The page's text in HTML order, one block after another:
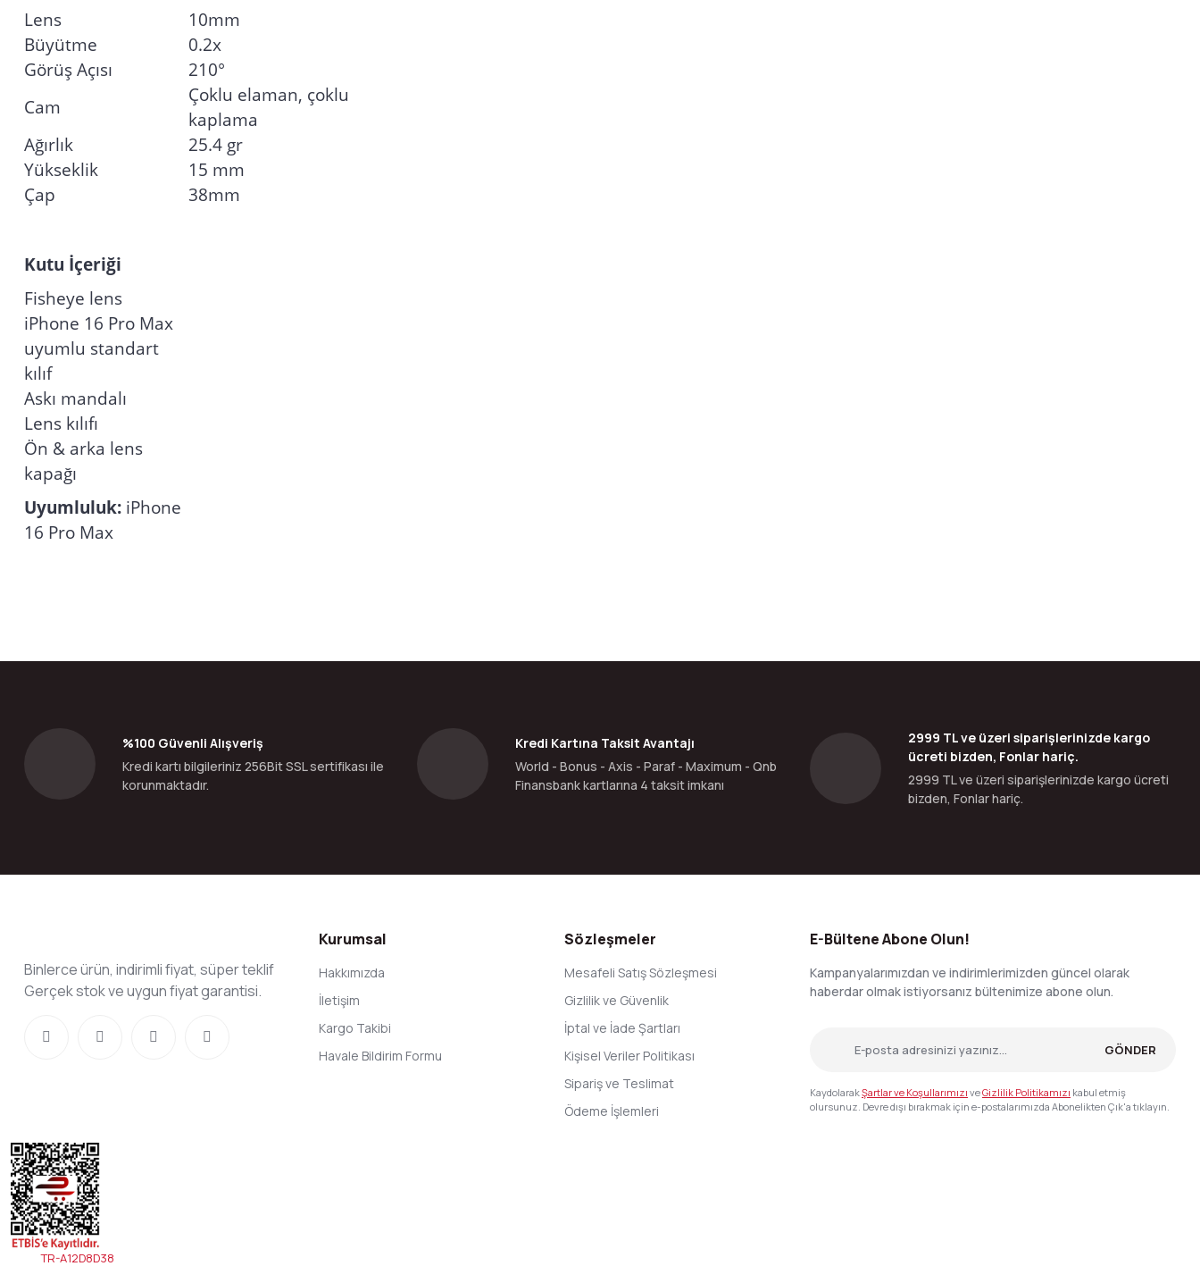
Lens
10mm
Büyütme
0.2x
Görüş Açısı
210°
Cam
Çoklu elaman, çoklu
kaplama
Ağırlık
25.4 gr
Yükseklik
15 mm
Çap
38mm
Kutu İçeriği
Fisheye lens
iPhone 16 Pro Max
uyumlu standart
kılıf
Askı mandalı
Lens kılıfı
Ön & arka lens
kapağı
Uyumluluk: iPhone
16 Pro Max
Ürün fiyatı diğer sitelerden daha pahalı.
Bu ürüne benzer farklı alternatifler olmalı.
%100 Güvenli Alışveriş
Kredi kartı bilgileriniz 256Bit SSL sertifikası ile
korunmaktadır.
Kredi Kartına Taksit Avantajı
World - Bonus - Axis - Paraf - Maximum - Qnb
Finansbank kartlarına 4 taksit imkanı
2999 TL ve üzeri siparişlerinizde kargo
ücreti bizden, Fonlar hariç.
2999 TL ve üzeri siparişlerinizde kargo ücreti
bizden, Fonlar hariç.
Binlerce ürün, indirimli fiyat, süper teklif
Gerçek stok ve uygun fiyat garantisi.
Kurumsal
Hakkımızda
İletişim
Kargo Takibi
Havale Bildirim Formu
Sözleşmeler
Mesafeli Satış Sözleşmesi
Gizlilik ve Güvenlik
İptal ve İade Şartları
Kişisel Veriler Politikası
Sipariş ve Teslimat
Ödeme İşlemleri
E-Bültene Abone Olun!
Kampanyalarımızdan ve indirimlerimizden güncel olarak
haberdar olmak istiyorsanız bültenimize abone olun.
GÖNDER
KaydolarakŞartlar ve Koşullarımızı veGizlilik Politikamızı kabul etmiş
olursunuz. Devre dışı bırakmak için e-postalarımızda Abonelikten Çık'a tıklayın.
TR-A12D8D38